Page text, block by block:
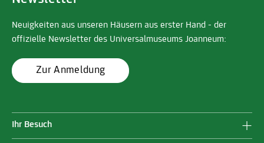
Neuigkeiten aus unseren Häusern aus erster Hand - der
offizielle Newsletter des Universalmuseums Joanneum:
Zur Anmeldung
Ihr Besuch